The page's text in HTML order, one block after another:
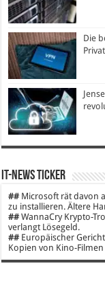
Die
IT-News Ticker
## Microsoft rät davon
zu installieren. Ältere
## WannaCry Krypto-
verlangt Lösegeld.
## Europäischer
Kopien von Kino-